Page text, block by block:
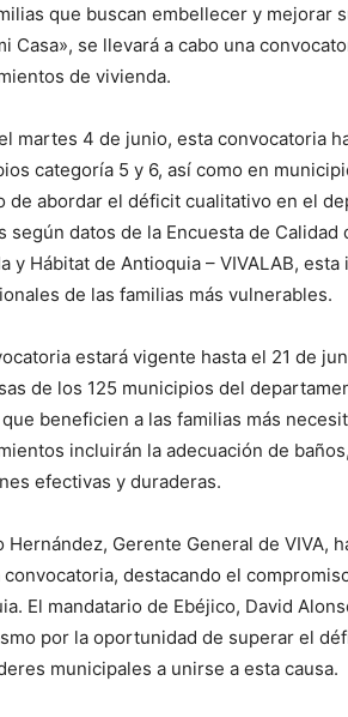
que buscan embellecer y mejorar
Casa», se llevará a cabo una
de vivienda.
martes 4 de junio, esta convocatoria
categoría 5 y 6, así como en
de abordar el déficit cualitativo en el
según datos de la Encuesta de
y Hábitat de Antioquia – VIVALAB,
de las familias más vulnerables.
estará vigente hasta el 21 de
de los 125 municipios del
beneficien a las familias más
incluirán la adecuación de
efectivas y duraderas.
Hernández, Gerente General de VIVA,
convocatoria, destacando el
El mandatario de Ebéjico, David
por la oportunidad de superar el
municipales a unirse a esta causa.